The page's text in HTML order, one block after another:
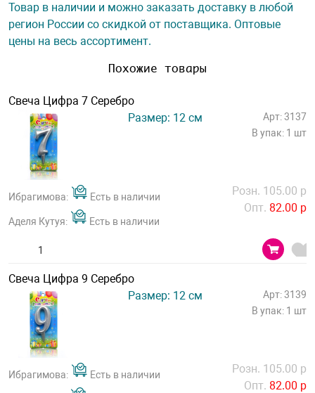
Товар в наличии и можно заказать доставку в любой
регион России со скидкой от поставщика. Оптовые
цены на весь ассортимент.
Похожие товары
Свеча Цифра 7 Серебро
Размер: 12 см
Арт: 3137
В упак: 1 шт
Ибрагимова: Есть в наличии
Аделя Кутуя: Есть в наличии
Розн. 105.00 р
Опт. 82.00 р
Свеча Цифра 9 Серебро
Размер: 12 см
Арт: 3139
В упак: 1 шт
Ибрагимова: Есть в наличии
Розн. 105.00 р
Опт. 82.00 р